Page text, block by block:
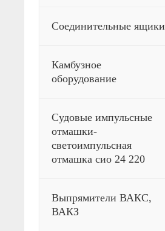
Соединительные ящики
Камбузное
оборудование
Судовые импульсные
отмашки-
светоимпульсная
отмашка сио 24 220
Выпрямители ВАКС,
ВАКЗ